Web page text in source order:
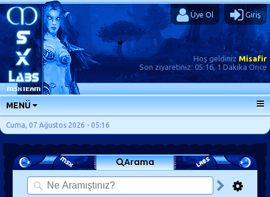
Üye Ol Giriş
Hoş geldinizMisafir
Son ziyaretiniz: 05:16, 1 Dakika Önce
MENÜ
ANA SAYFA
FORUMLAR
SORU-CEVAP
GÜNLÜKLER
Cuma, 07 Ağustos 2026 - 05:16
Arama